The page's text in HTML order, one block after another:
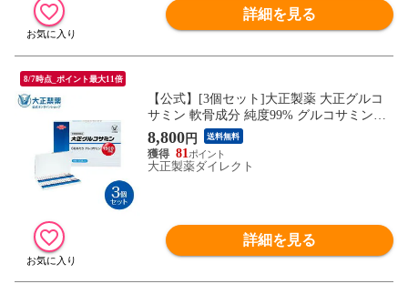
詳細を見る
8/7時点_ポイント最大11倍
【公式】[3個セット]大正製薬 大正グルコ
サミン 軟骨成分 純度99% グルコサミン配
合 1箱 330mg×6粒 ×30袋 栄養補助食品 サ
プリ サプリメント
8,800円 送料無料
81
大正製薬ダイレクト
詳細を見る